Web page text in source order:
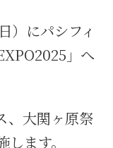
）にパシフィ
」へ
、大関ヶ原祭
ます。